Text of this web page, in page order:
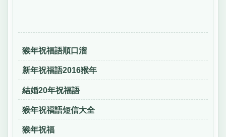
猴年祝福語順口溜
新年祝福語2016猴年
結婚20年祝福語
猴年祝福語短信大全
猴年祝福